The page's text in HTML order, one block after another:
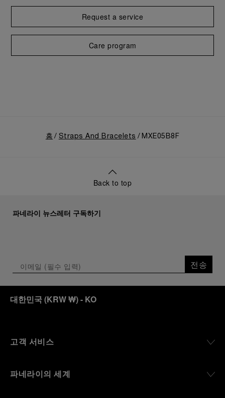
Request a service
Care program
홈 Straps And Bracelets MXE05B8F
Back to top
파네라이 뉴스레터 구독하기
전송
대한민국(KRW ₩)- KO
고객 서비스
파네라이의 세계